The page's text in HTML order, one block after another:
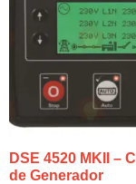
DSE 4520 MKII –
de Generador